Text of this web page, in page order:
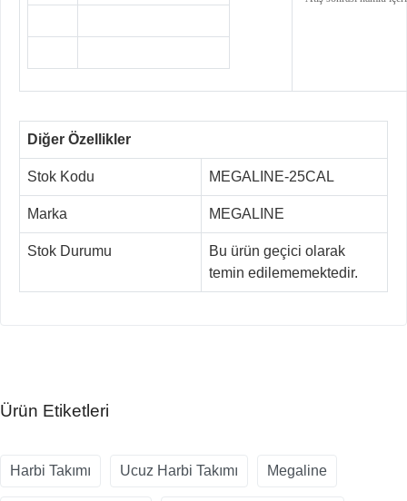
Diğer Özellikler
Stok Kodu MEGALINE-25CAL
Marka MEGALINE
Stok Durumu
Bu ürün geçici olarak
temin edilememektedir.
Ürün Etiketleri
Harbi Takımı Ucuz Harbi Takımı Megaline